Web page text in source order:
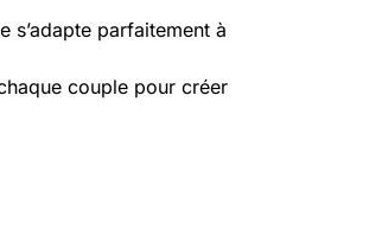
s’adapte parfaitement à
couple pour créer